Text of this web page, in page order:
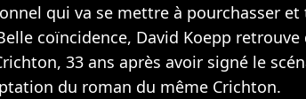
qui va se mettre à pourchasser
coïncidence, David Koepp
33 ans après avoir signé le
du roman du même Crichton.